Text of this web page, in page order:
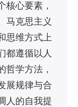
核心要素，
马克思主义
思维方式上
都遵循以人
哲学方法，
展规律与合
人的自我提